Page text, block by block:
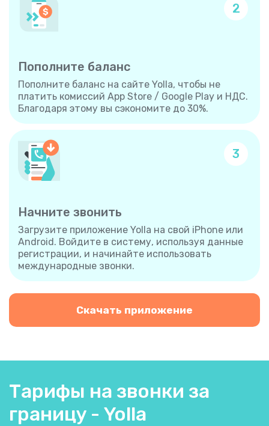
2
Пополните баланс
Пополните баланс на сайте Yolla, чтобы не
платить комиссий App Store / Google Play и НДС.
Благодаря этому вы сэкономите до 30%.
3
Начните звонить
Загрузите приложение Yolla на свой iPhone или
Android. Войдите в систему, используя данные
регистрации, и начинайте использовать
международные звонки.
Скачать приложение
Тарифы на звонки за
границу - Yolla